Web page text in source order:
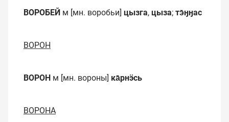
ВОРОБЕЙ м [мн. воробьи] цызга, цыза; тэ̄ӈӈас
ВОРОН
ВОРОН м [мн. вороны] ка̄рнӭсь
ВОРОНА